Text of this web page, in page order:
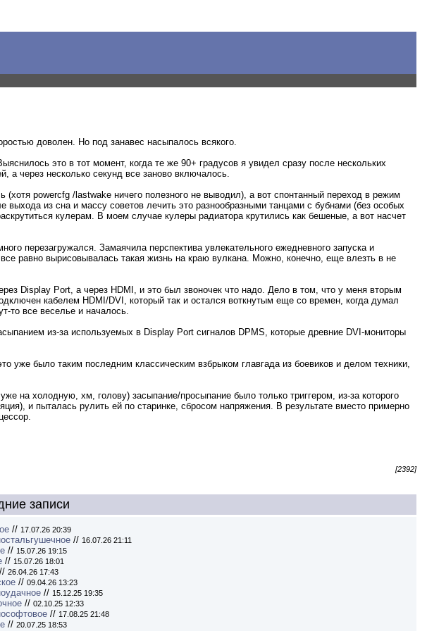
доволен. Но под занавес насыпалось всякого.
это в тот момент, когда те же 90+ градусов я увидел сразу после нескольких
а через несколько секунд все заново включалось.
powercfg /lastwake ничего полезного не выводил), а вот спонтанный переход в режим
выхода из сна и массу советов лечить это разнообразными танцами с бубнами (без особых
кулерам. В моем случае кулеры радиатора крутились как бешеные, а вот насчет
перезагружался. Замаячила перспектива увлекательного ежедневного запуска и
равно вырисовывалась такая жизнь на краю вулкана. Можно, конечно, еще влезть в не
Display Port, а через HDMI, и это был звоночек что надо. Дело в том, что у меня вторым
кабелем HDMI/DVI, который так и остался воткнутым еще со времен, когда думал
то все веселье и началось.
из-за используемых в Display Port сигналов DPMS, которые древние DVI-мониторы
уже было таким последним классическим взбрыком главгада из боевиков и делом техники,
на холодную, хм, голову) засыпание/просыпание было только триггером, из-за которого
и пыталась рулить ей по старинке, сбросом напряжения. В результате вместо примерно
[2392]
записи
// 17.07.26 20:39
// 16.07.26 21:11
// 15.07.26 19:15
// 15.07.26 18:01
// 26.04.26 17:43
// 09.04.26 13:23
// 15.12.25 19:35
// 02.10.25 12:33
// 17.08.25 21:48
// 20.07.25 18:53